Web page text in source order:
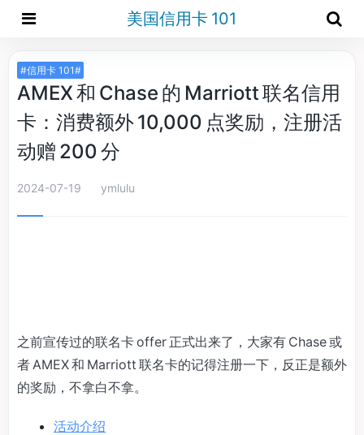
美国信用卡 101
#信用卡 101#
AMEX 和 Chase 的 Marriott 联名信用
卡：消费额外 10,000 点奖励，注册活
动赠 200 分
2024-07-19 ymlulu
之前宣传过的联名卡 offer 正式出来了，大家有 Chase 或
者 AMEX 和 Marriott 联名卡的记得注册一下，反正是额外
的奖励，不拿白不拿。
活动介绍